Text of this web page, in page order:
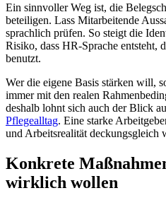
Ein sinnvoller Weg ist, die
beteiligen. Lass Mitarbeitende
sprachlich prüfen. So steigt die
Risiko, dass HR-Sprache entsteht,
benutzt.
Wer die eigene Basis stärken will,
immer mit den realen
deshalb lohnt sich auch der Blick
Pflegealltag. Eine starke
und Arbeitsrealität deckungsgleich
Konkrete
wirklich wollen